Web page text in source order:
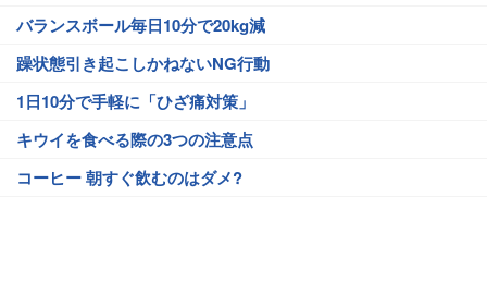
バランスボール毎日10分で20kg減
躁状態引き起こしかねないNG行動
1日10分で手軽に「ひざ痛対策」
キウイを食べる際の3つの注意点
コーヒー 朝すぐ飲むのはダメ?